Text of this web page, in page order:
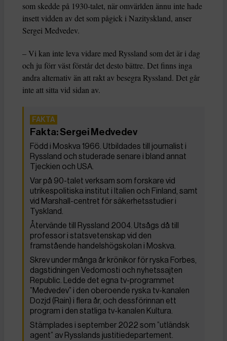
som skedde på 1930-talet, när omvärlden ännu inte hade
insett vidden av det som pågick i Nazityskland, anser
Sergei Medvedev.
– Vi kan inte leva vidare med Ryssland som det är i dag
och ju förr väst förstår det desto bättre. Det finns inga
andra alternativ än att rakt av besegra Ryssland. Det går
inte att sitta vid sidan av.
Fakta: Sergei Medvedev
Född i Moskva 1966. Utbildades till journalist i
Ryssland och studerade senare i bland annat
Tjeckien och USA.
Var på 90-talet verksam som forskare vid
utrikespolitiska institut i Italien och Finland, samt
vid Marshall-centret för säkerhetsstudier i
Tyskland.
Återvände till Ryssland 2004. Utsågs då till
professor i statsvetenskap vid den
framstående handelshögskolan i Moskva.
Skrev under många år krönikor för ryska Forbes,
dagstidningen Vedomosti och nyhetssajten
Republic. Ledde det egna tv-programmet
”Medvedev” i den oberoende ryska tv-kanalen
Dozjd (Rain) i flera år, och dessförinnan ett
program i den statliga tv-kanalen Kultura.
Stämplades i september 2022 som ”utländsk
agent” av Rysslands justitiedepartement.